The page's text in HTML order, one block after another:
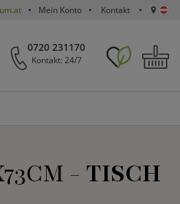
Mein Konto Kontakt
0720 231170
Kontakt: 24/7
- TISCH